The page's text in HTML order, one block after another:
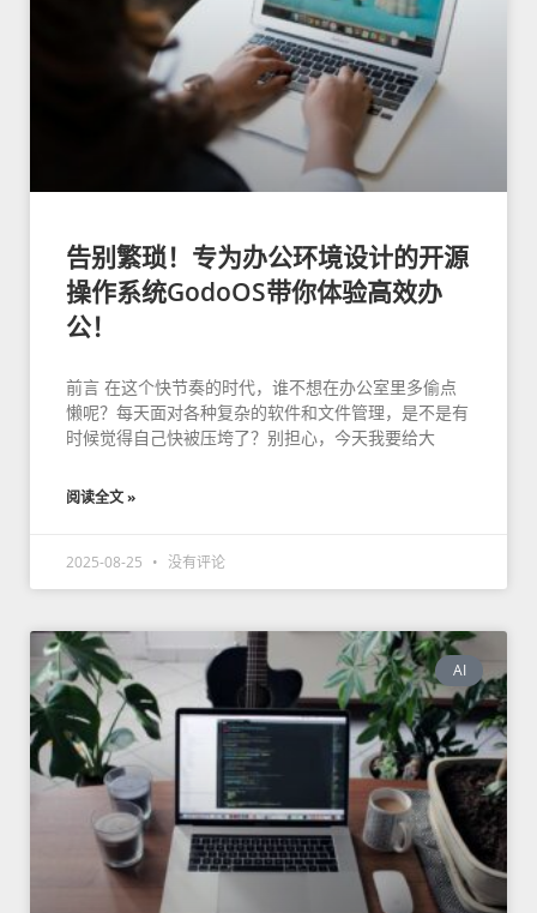
告别繁琐！专为办公环境设计的开源
操作系统GodoOS带你体验高效办
公！
前言 在这个快节奏的时代，谁不想在办公室里多偷点
懒呢？每天面对各种复杂的软件和文件管理，是不是有
时候觉得自己快被压垮了？别担心，今天我要给大
阅读全文 »
2025-08-25 没有评论
AI